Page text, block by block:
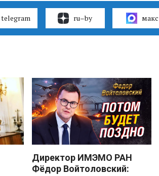
telegram ru–by макс
Директор ИМЭМО РАН
Фёдор Войтоловский: